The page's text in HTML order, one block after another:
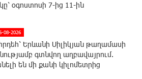
օգոստոսի 7-ից 11-ին
08-2026
Երևանի Սիլիկյան թաղամասի
գտնվող աղբավայրում.
են մի քանի կիլոմետրից